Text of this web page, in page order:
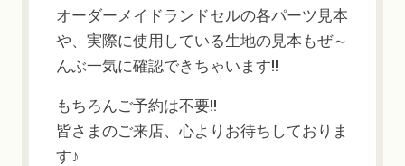
オーダーメイドランドセルの各パーツ見本
や、実際に使用している生地の見本もぜ～
んぶ一気に確認できちゃいます!!
もちろんご予約は不要!!
皆さまのご来店、心よりお待ちしておりま
す♪